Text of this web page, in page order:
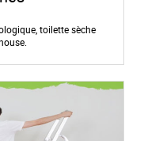
toilette sèche